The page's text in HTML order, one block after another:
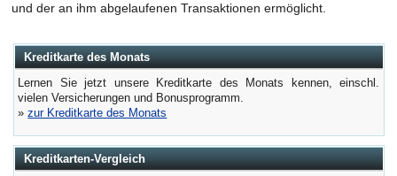
und der an ihm abgelaufenen Transaktionen ermöglicht.
Kreditkarte des Monats
Lernen Sie jetzt unsere Kreditkarte des Monats kennen, einschl.
vielen Versicherungen und Bonusprogramm.
»zur Kreditkarte des Monats
Kreditkarten-Vergleich